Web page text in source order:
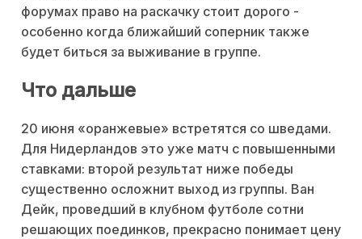
форумах право на раскачку стоит дорого -
особенно когда ближайший соперник также
будет биться за выживание в группе.
Что дальше
20 июня «оранжевые» встретятся со шведами.
Для Нидерландов это уже матч с повышенными
ставками: второй результат ниже победы
существенно осложнит выход из группы. Ван
Дейк, проведший в клубном футболе сотни
решающих поединков, прекрасно понимает цену